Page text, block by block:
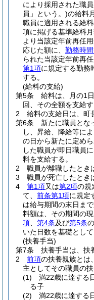
により採用された職員
員」という。)の給料
職員に適用される給
項に掲げる基準給料月
より当該定年前再任
応じた額に、 勤務時
られた当該定年前再
第1項に規定する勤務
する。
(給料の支給)
第5条
給料は、月の1
回、その全額を支給す
2
給料の支給日は、町
第6条
新たに職員とな
し、昇給、降給等に
の日から新たに定め
した職員が即日職員
料を支給する。
2
職員が離職したとき
3
職員が死亡したとき
4
第1項又は第2項の規
て、 前条第1項に規定
は給与期間の末日ま
料額は、その期間の
項
第4条及び第5条
いた日数を基礎とし
(扶養手当)
第7条
扶養手当は、扶
2
前項の扶養親族とは
主としてその職員の
(1)
満22歳に達する
る子
(2)
満22歳に達する